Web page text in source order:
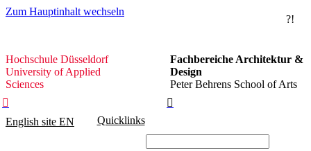
Zum Hauptinhalt wechseln
?!
Hochschule
Düsseldorf
Hochschule Düsseldorf
University of Applied
Sciences
Fachbereiche Architektur &
Design
Peter Behrens School of Arts


English site EN Quicklinks